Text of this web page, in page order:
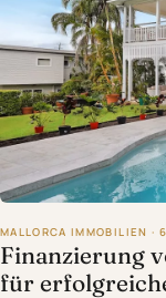
MALLORCA IMMOBILIEN ·
Finanzierung
für